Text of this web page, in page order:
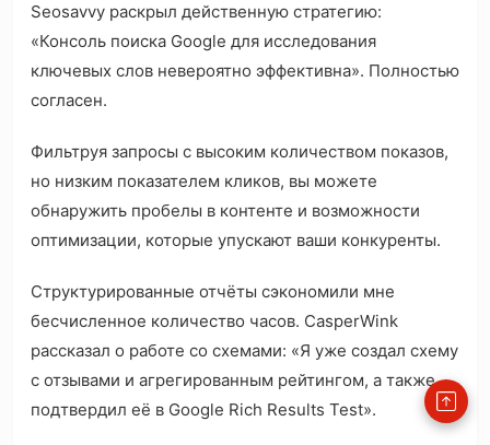
Seosavvy раскрыл действенную стратегию:
«Консоль поиска Google для исследования
ключевых слов невероятно эффективна». Полностью
согласен.
Фильтруя запросы с высоким количеством показов,
но низким показателем кликов, вы можете
обнаружить пробелы в контенте и возможности
оптимизации, которые упускают ваши конкуренты.
Структурированные отчёты сэкономили мне
бесчисленное количество часов. CasperWink
рассказал о работе со схемами: «Я уже создал схему
с отзывами и агрегированным рейтингом, а также
подтвердил её в Google Rich Results Test».